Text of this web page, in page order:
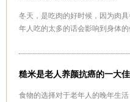
冬天，是吃肉的好时候，因为肉
年人吃的太多的话会影响到身体
糙米是老人养颜抗癌的一大
食物的选择对于老年人的晚年生